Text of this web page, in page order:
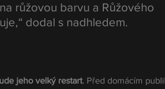
růžovou barvu a Růžového
dodal s nadhledem.
jeho velký restart. Před domácím